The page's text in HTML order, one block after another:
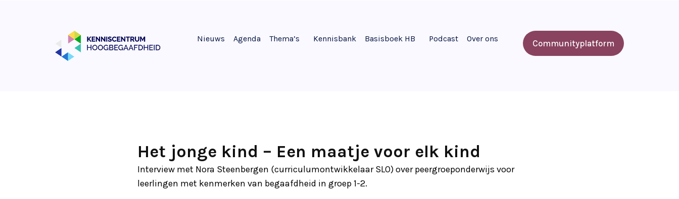
Nieuws Agenda Thema’s Kennisbank Basisboek HB Podcast Over ons Communityplatform
Het jonge kind – Een maatje voor elk kind
Interview met Nora Steenbergen (curriculumontwikkelaar SLO) over peergroeponderwijs voor
leerlingen met kenmerken van begaafdheid in groep 1-2.